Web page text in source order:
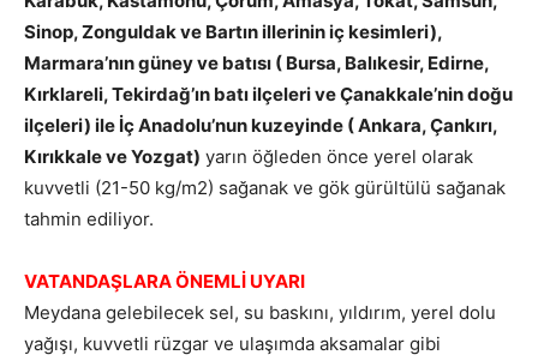
Sinop, Zonguldak ve Bartın illerinin iç kesimleri),
Marmara’nın güney ve batısı ( Bursa, Balıkesir, Edirne,
Kırklareli, Tekirdağ’ın batı ilçeleri ve Çanakkale’nin doğu
ilçeleri) ile İç Anadolu’nun kuzeyinde ( Ankara, Çankırı,
Kırıkkale ve Yozgat) yarın öğleden önce yerel olarak
kuvvetli (21-50 kg/m2) sağanak ve gök gürültülü sağanak
tahmin ediliyor.
VATANDAŞLARA ÖNEMLİ UYARI
Meydana gelebilecek sel, su baskını, yıldırım, yerel dolu
yağışı, kuvvetli rüzgar ve ulaşımda aksamalar gibi